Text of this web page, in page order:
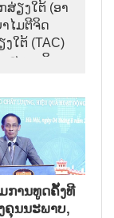
ສ່ຽງໃຕ້ (ອາ
ໄມຕີຈິດ
ໃຕ້ (TAC)
ສະມາຊິກ
ການທູດຄັ້ງທີ
ຄຸນນະພາບ,